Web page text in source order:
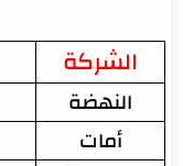
الشركة
النهضة
أمات